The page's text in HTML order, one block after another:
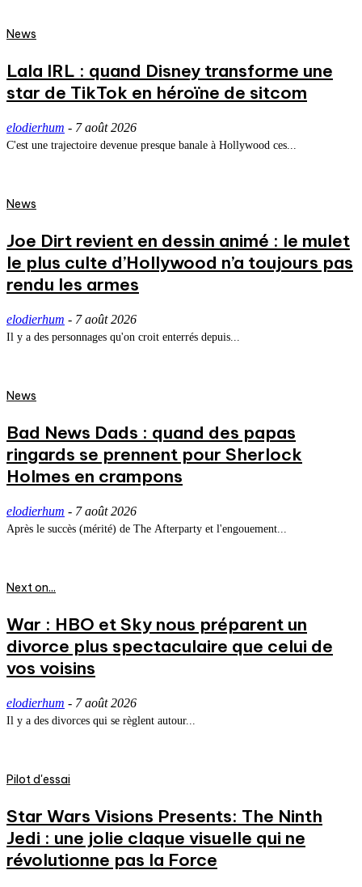
News
Lala IRL : quand Disney transforme une
star de TikTok en héroïne de sitcom
elodierhum - 7 août 2026
C'est une trajectoire devenue presque banale à Hollywood ces...
News
Joe Dirt revient en dessin animé : le mulet
le plus culte d’Hollywood n’a toujours pas
rendu les armes
elodierhum - 7 août 2026
Il y a des personnages qu'on croit enterrés depuis...
News
Bad News Dads : quand des papas
ringards se prennent pour Sherlock
Holmes en crampons
elodierhum - 7 août 2026
Après le succès (mérité) de The Afterparty et l'engouement...
Next on...
War : HBO et Sky nous préparent un
divorce plus spectaculaire que celui de
vos voisins
elodierhum - 7 août 2026
Il y a des divorces qui se règlent autour...
Pilot d'essai
Star Wars Visions Presents: The Ninth
Jedi : une jolie claque visuelle qui ne
révolutionne pas la Force